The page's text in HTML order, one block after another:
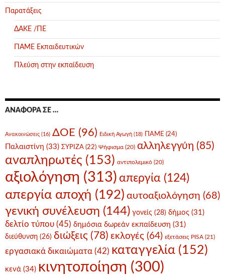
Παρατάξεις
ΔΑΚΕ /ΠΕ
ΠΑΜΕ Εκπαιδευτικών
Πλεύση στην εκπαίδευση
ΑΝΑΦΟΡΆ ΣΕ …
Ανακοινώσεις (16) ΔΟΕ (96) Ειδική Αγωγή (18) ΠΑΜΕ (24)
Παλαιστίνη (33) ΣΥΡΙΖΑ (22) Ψήφισμα (20) αλληλεγγύη (85)
αναπληρωτές (153) αντιπολεμικό (20)
αξιολόγηση (313) απεργία (124)
απεργία αποχή (192) αυτοαξιολόγηση (68)
γενική συνέλευση (144) γονείς (28) δήμος (31)
δελτίο τύπου (45) δημόσια δωρεάν εκπαίδευση (31)
διεύθυνση (26) διώξεις (78) εκλογές (64) εξετάσεις PISA (21)
εργασιακά δικαιώματα (42) καταγγελία (152)
κενά (34) κινητοποίηση (300)